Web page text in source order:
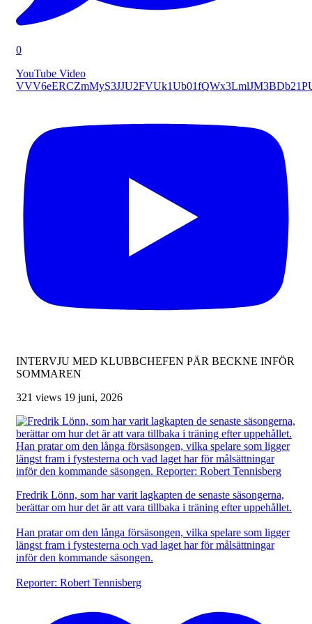
0
YouTube Video
INTERVJU MED KLUBBCHEFEN PÄR BECKNE INFÖR
SOMMAREN
321 views 19 juni, 2026
Fredrik Lönn, som har varit lagkapten de senaste säsongerna,
berättar om hur det är att vara tillbaka i träning efter uppehållet.
Han pratar om den långa försäsongen, vilka spelare som ligger
längst fram i fystesterna och vad laget har för målsättningar
inför den kommande säsongen.
Reporter: Robert Tennisberg